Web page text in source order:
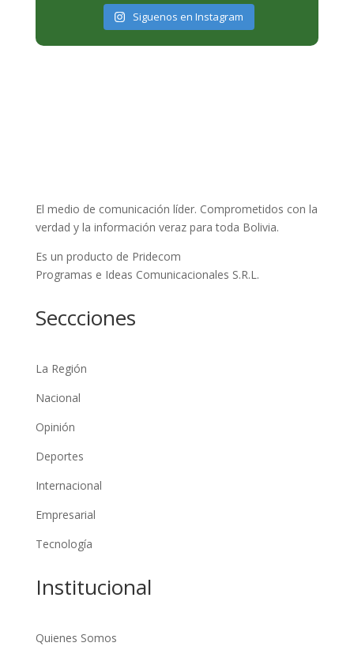
Siguenos en Instagram
El medio de comunicación líder. Comprometidos con la
verdad y la información veraz para toda Bolivia.
Es un producto de Pridecom
Programas e Ideas Comunicacionales S.R.L.
Seccciones
La Región
Nacional
Opinión
Deportes
Internacional
Empresarial
Tecnología
Institucional
Quienes Somos